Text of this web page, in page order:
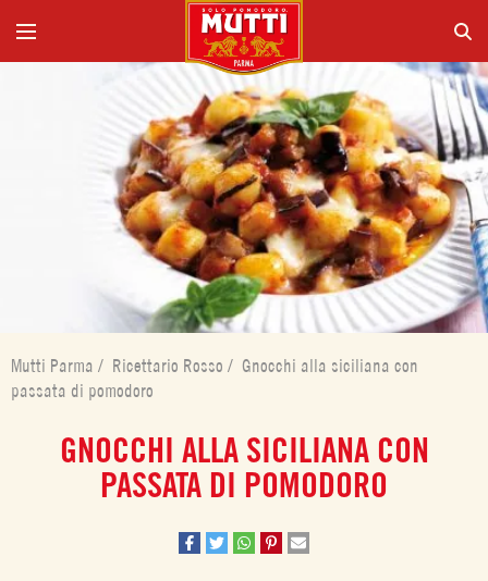
Mutti Parma / Ricettario Rosso / Gnocchi alla siciliana con
passata di pomodoro
GNOCCHI ALLA SICILIANA CON
PASSATA DI POMODORO